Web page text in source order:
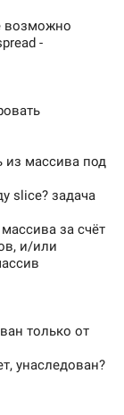
возможно
-
из массива под
slice? задача
за счёт
и/или
только от
унаследован?